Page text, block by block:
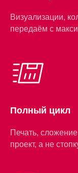
Визуализации,
передаём с
Полный цикл
Печать,
проект, а не